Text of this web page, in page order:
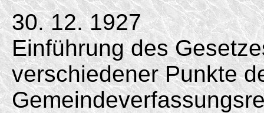
30. 12. 1927
Einführung des
verschiedener Punkte